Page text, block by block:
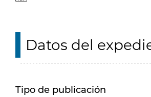
Datos del
Tipo de publicación